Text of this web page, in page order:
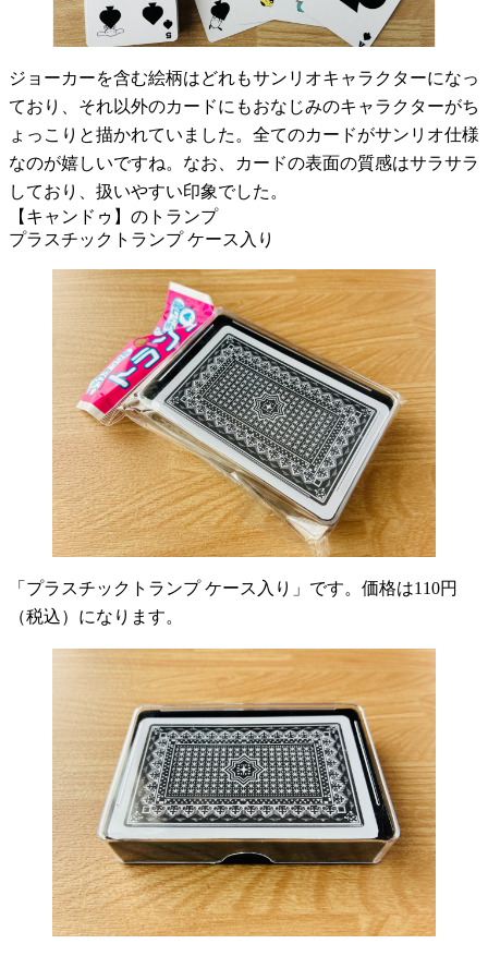
ジョーカーを含む絵柄はどれもサンリオキャラクターになっ
ており、それ以外のカードにもおなじみのキャラクターがち
ょっこりと描かれていました。全てのカードがサンリオ仕様
なのが嬉しいですね。なお、カードの表面の質感はサラサラ
しており、扱いやすい印象でした。
【キャンドゥ】のトランプ
プラスチックトランプ ケース入り
「プラスチックトランプ ケース入り」です。価格は110円
（税込）になります。